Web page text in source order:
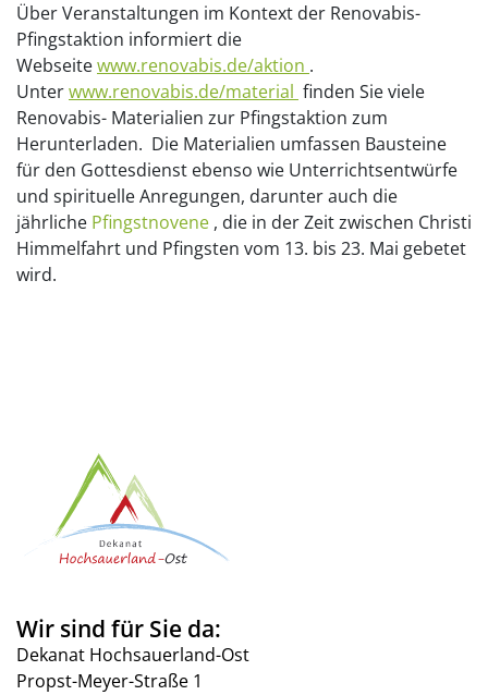
Über Veranstaltungen im Kontext der Renovabis-
Pfingstaktion informiert die
Webseitewww.renovabis.de/aktion .
Unterwww.renovabis.de/material finden Sie viele
Renovabis- Materialien zur Pfingstaktion zum
Herunterladen. Die Materialien umfassen Bausteine
für den Gottesdienst ebenso wie Unterrichtsentwürfe
und spirituelle Anregungen, darunter auch die
jährliche Pfingstnovene , die in der Zeit zwischen Christi
Himmelfahrt und Pfingsten vom 13. bis 23. Mai gebetet
wird.
Wir sind für Sie da:
Dekanat Hochsauerland-Ost
Propst-Meyer-Straße 1